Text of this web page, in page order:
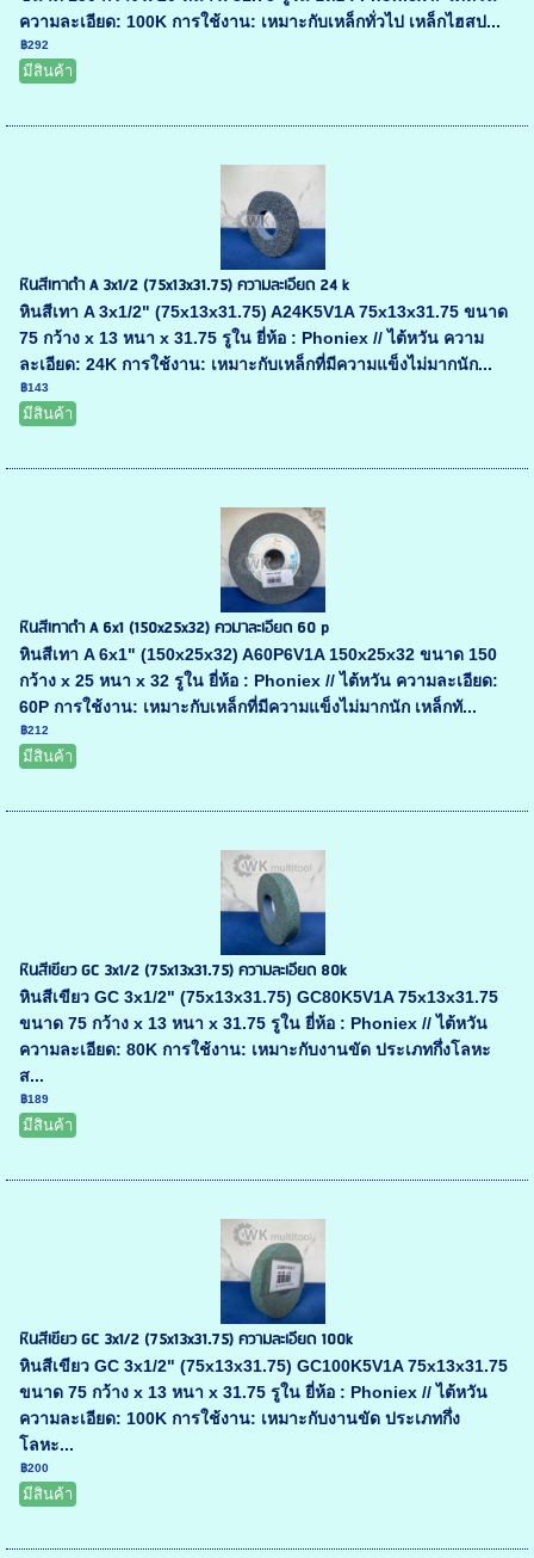
ความละเอียด: 100K การใช้งาน: เหมาะกับเหล็กทั่วไป เหล็กไฮสป...
฿292
มีสินค้า
หินสีเทาดำ A 3x1/2 (75x13x31.75) ความละเอียด 24 k
หินสีเทา A 3x1/2" (75x13x31.75) A24K5V1A 75x13x31.75 ขนาด
75 กว้าง x 13 หนา x 31.75 รูใน ยี่ห้อ : Phoniex // ไต้หวัน ความ
ละเอียด: 24K การใช้งาน: เหมาะกับเหล็กที่มีความแข็งไม่มากนัก...
฿143
มีสินค้า
หินสีเทาดำ A 6x1 (150x25x32) ควมาละเอียด 60 p
หินสีเทา A 6x1" (150x25x32) A60P6V1A 150x25x32 ขนาด 150
กว้าง x 25 หนา x 32 รูใน ยี่ห้อ : Phoniex // ไต้หวัน ความละเอียด:
60P การใช้งาน: เหมาะกับเหล็กที่มีความแข็งไม่มากนัก เหล็กทั...
฿212
มีสินค้า
หินสีเขียว GC 3x1/2 (75x13x31.75) ความละเอียด 80k
หินสีเขียว GC 3x1/2" (75x13x31.75) GC80K5V1A 75x13x31.75
ขนาด 75 กว้าง x 13 หนา x 31.75 รูใน ยี่ห้อ : Phoniex // ไต้หวัน
ความละเอียด: 80K การใช้งาน: เหมาะกับงานขัด ประเภทกึ่งโลหะ
ส...
฿189
มีสินค้า
หินสีเขียว GC 3x1/2 (75x13x31.75) ความละเอียด 100k
หินสีเขียว GC 3x1/2" (75x13x31.75) GC100K5V1A 75x13x31.75
ขนาด 75 กว้าง x 13 หนา x 31.75 รูใน ยี่ห้อ : Phoniex // ไต้หวัน
ความละเอียด: 100K การใช้งาน: เหมาะกับงานขัด ประเภทกึ่ง
โลหะ...
฿200
มีสินค้า